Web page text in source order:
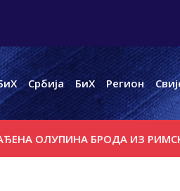
Србија БиХ Регион
БРОДА ИЗ РИМСКОГ